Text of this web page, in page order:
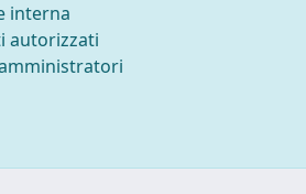
interna
autorizzati